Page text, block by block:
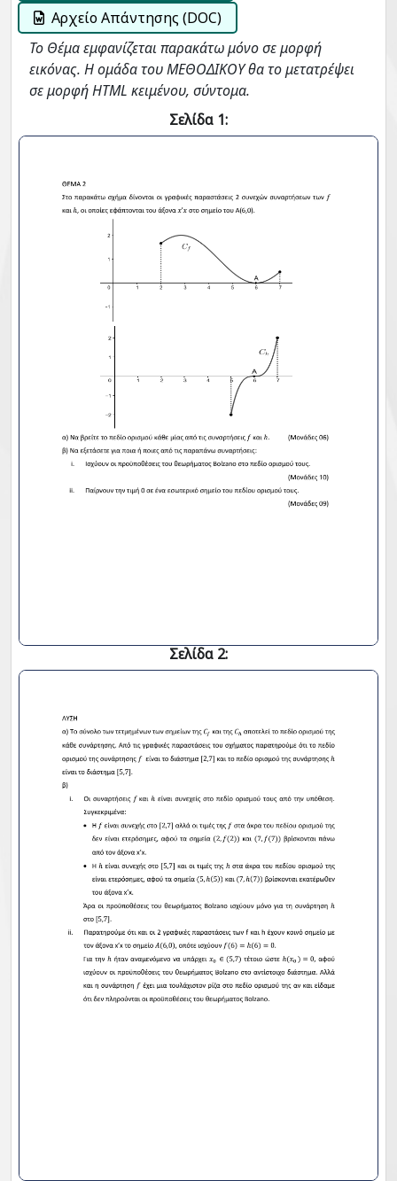
Αρχείο Απάντησης (DOC)
Το Θέμα εμφανίζεται παρακάτω μόνο σε μορφή
εικόνας. Η ομάδα του ΜΕΘΟΔΙΚΟΥ θα το μετατρέψει
σε μορφή HTML κειμένου, σύντομα.
Σελίδα 1:
Σελίδα 2: